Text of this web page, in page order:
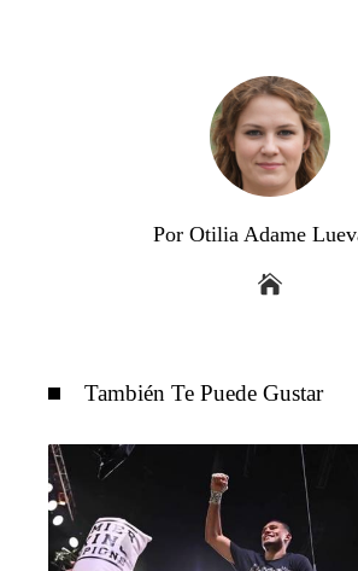
Por Otilia Adame
También Te Puede Gustar